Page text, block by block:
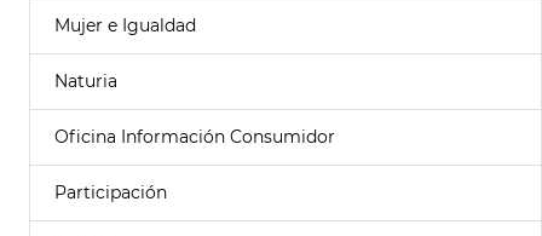
Mujer e Igualdad
Naturia
Oficina Información Consumidor
Participación